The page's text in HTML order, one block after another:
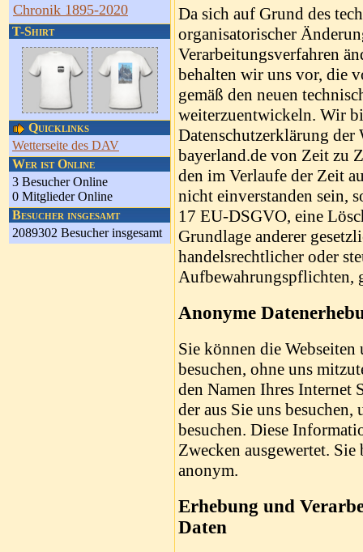
Chronik 1895-2020
T-Shirt
Quicklinks
Wetterseite des DAV
Wer ist Online
3 Besucher Online
0 Mitglieder Online
Besucher insgesamt
2089302 Besucher insgesamt
Da sich auf Grund des
organisatorischer
Verarbeitungsverfahren
behalten wir uns vor, die
gemäß den neuen
weiterzuentwickeln. Wir
Datenschutzerklärung der
bayerland.de von Zeit zu
den im Verlaufe der Zeit
nicht einverstanden sein,
17 EU-DSGVO, eine
Grundlage anderer
handelsrechtlicher oder
Aufbewahrungspflichten,
Anonyme
Sie können die
besuchen, ohne uns
den Namen Ihres Internet
der aus Sie uns
besuchen. Diese
Zwecken ausgewertet.
anonym.
Erhebung und
Daten